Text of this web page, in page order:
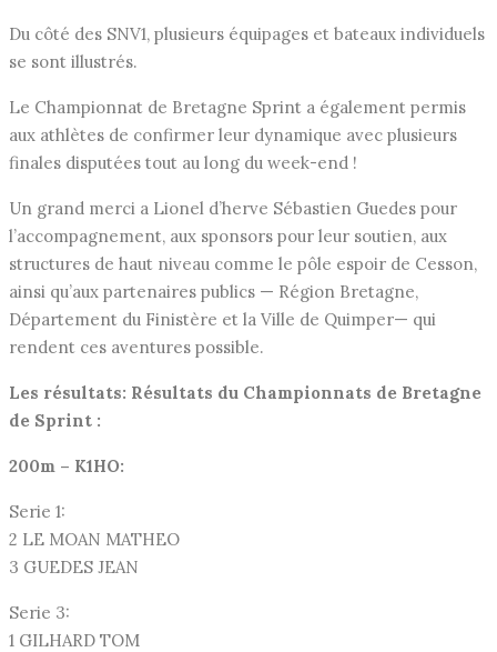
Du côté des SNV1, plusieurs équipages et bateaux individuels
se sont illustrés.
Le Championnat de Bretagne Sprint a également permis
aux athlètes de confirmer leur dynamique avec plusieurs
finales disputées tout au long du week-end !
Un grand merci a Lionel d’herve Sébastien Guedes pour
l’accompagnement, aux sponsors pour leur soutien, aux
structures de haut niveau comme le pôle espoir de Cesson,
ainsi qu’aux partenaires publics — Région Bretagne,
Département du Finistère et la Ville de Quimper— qui
rendent ces aventures possible.
Les résultats: Résultats du Championnats de Bretagne
de Sprint :
200m – K1HO:
Serie 1:
2 LE MOAN MATHEO
3 GUEDES JEAN
Serie 3:
1 GILHARD TOM